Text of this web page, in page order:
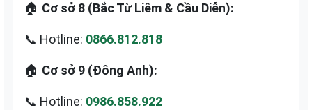
🏠 Cơ sở 8 (Bắc Từ Liêm & Cầu Diễn):
📞 Hotline: 0866.812.818
🏠 Cơ sở 9 (Đông Anh):
📞 Hotline: 0986.858.922